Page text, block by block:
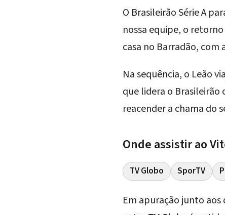
O Brasileirão Série A
nossa equipe, o
casa no Barradão, com
Na sequência, o Leão
que lidera o Brasileirão
reacender a chama do
Onde assistir ao
TV Globo SporTV
Em apuração junto